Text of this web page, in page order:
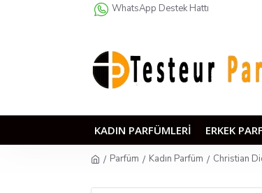
WhatsApp Destek Hattı
KADIN PARFÜMLERI ERKEK
Parfüm Kadın Parfüm Christian